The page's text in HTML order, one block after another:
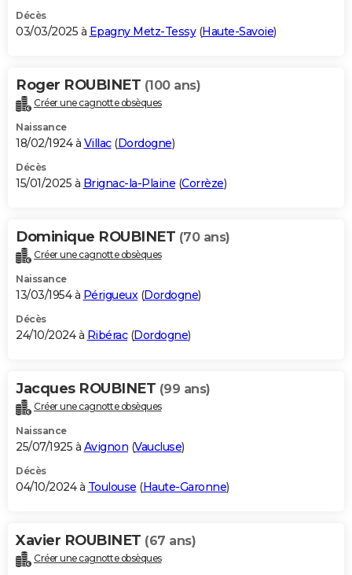
Décès
03/03/2025 à Epagny Metz-Tessy(Haute-Savoie)
Roger ROUBINET (100 ans)
Créer une cagnotte obsèques
Naissance
18/02/1924 à Villac(Dordogne)
Décès
15/01/2025 à Brignac-la-Plaine (Corrèze)
Dominique ROUBINET (70 ans)
Créer une cagnotte obsèques
Naissance
13/03/1954 à Périgueux(Dordogne)
Décès
24/10/2024 à Ribérac(Dordogne)
Jacques ROUBINET (99 ans)
Créer une cagnotte obsèques
Naissance
25/07/1925 à Avignon (Vaucluse)
Décès
04/10/2024 à Toulouse (Haute-Garonne)
Xavier ROUBINET (67 ans)
Créer une cagnotte obsèques